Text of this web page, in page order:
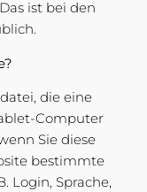
ist bei den
die eine
Computer
Sie diese
bestimmte
Login, Sprache,